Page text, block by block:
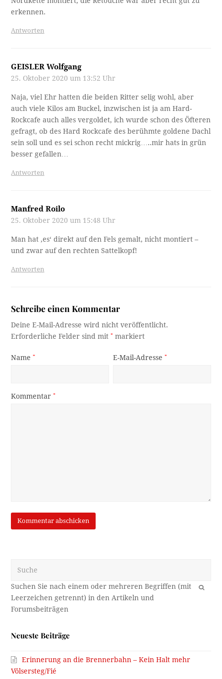
erkennen.
Antworten
GEISLER Wolfgang
25. Oktober 2020 um 13:52 Uhr
Naja, viel Ehr hatten die beiden Ritter selig wohl, aber
auch viele Kilos am Buckel, inzwischen ist ja am Hard-
Rockcafe auch alles vergoldet, ich wurde schon des Öfteren
gefragt, ob des Hard Rockcafe des berühmte goldene Dachl
sein soll und es sei schon recht mickrig…..mir hats in grün
besser gefallen…
Antworten
Manfred Roilo
25. Oktober 2020 um 15:48 Uhr
Man hat ‚es‘ direkt auf den Fels gemalt, nicht montiert –
und zwar auf den rechten Sattelkopf!
Antworten
Schreibe einen Kommentar
Deine E-Mail-Adresse wird nicht veröffentlicht.
Erforderliche Felder sind mit* markiert
Name* E-Mail-Adresse*
Kommentar*
OK
Neueste Beiträge
Erinnerung an die Brennerbahn – Kein Halt mehr
Völsersteg/Fié